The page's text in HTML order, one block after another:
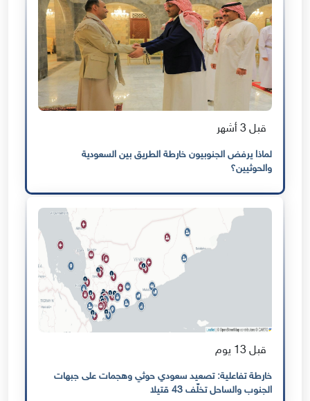
قبل 3 أشهر
لماذا يرفض الجنوبيون خارطة الطريق بين السعودية
والحوثيين؟
قبل 13 يوم
خارطة تفاعلية: تصعيد سعودي حوثي وهجمات على جبهات
الجنوب والساحل تخلّف 43 قتيلا